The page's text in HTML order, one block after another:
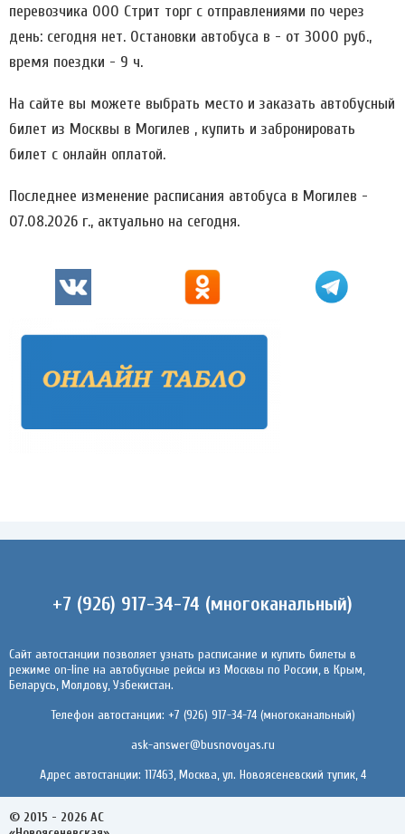
перевозчика ООО Стрит тoрг c отправлениями по через
день: сегодня нет. Остановки автобуса в - от 3000 руб.,
время поездки - 9 ч.
На сайте вы можете выбрать место и заказать автобусный
билет из Москвы в Могилев , купить и забронировать
билет с онлайн оплатой.
Последнее изменение расписания автобуса в Могилев -
07.08.2026 г., актуально на сегодня.
+7 (926) 917-34-74 (многоканальный)
Сайт автостанции позволяет узнать расписание и купить билеты в
режиме on-line на автобусные рейсы из Москвы по России, в Крым,
Беларусь, Молдову, Узбекистан.
Телефон автостанции: +7 (926) 917-34-74 (многоканальный)
ask-answer@busnovoyas.ru
Адрес автостанции: 117463, Москва, ул. Новоясеневский тупик, 4
© 2015 - 2026 АС